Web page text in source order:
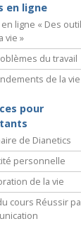
en ligne
ligne « Des
vie »
du travail
de la vie
pour
de Dianetics
personnelle
de la vie
cours Réussir